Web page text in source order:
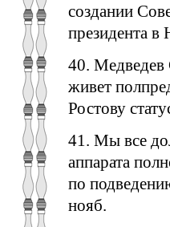
создании
президента
40. Медведев
живет
Ростову
41. Мы все
аппарата
по
нояб.